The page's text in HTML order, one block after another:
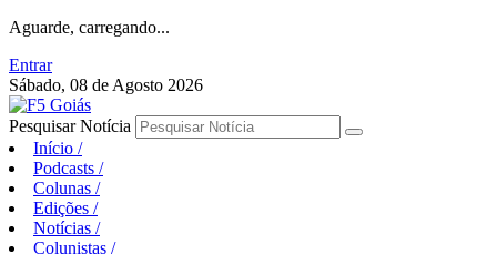
Aguarde, carregando...
Entrar
Sábado, 08 de Agosto 2026
Pesquisar Notícia
Início /
Podcasts /
Colunas /
Edições /
Notícias /
Colunistas /